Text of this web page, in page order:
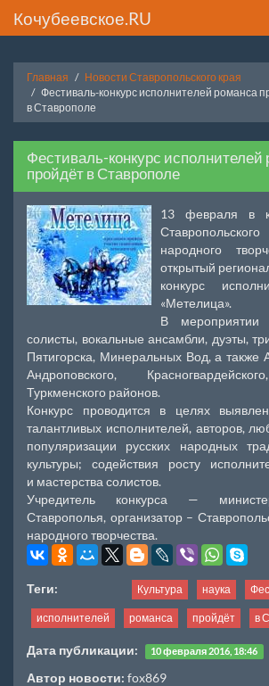
Кочубеевское.RU
Главная
Новости Ставропольского края
Фестиваль-конкурс исполнителей романса
в Ставрополе
Фестиваль-конкурс исполнителей
пройдёт в Ставрополе
13 февраля в
народного
открытый
конкурс
«Метелица».
В мероприятии
солисты, вокальные ансамбли, дуэты,
Пятигорска, Минеральных Вод, а также
Андроповского,
Туркменского районов.
Конкурс проводится в целях
талантливых исполнителей, авторов,
популяризации русских народных
культуры; содействия росту
и мастерства солистов.
Учредитель конкурса —
Ставрополья, организатор –
народного творчества.
Теги: Культура наука
исполнителей романса пройдёт в
Дата публикации: 10 февраля 2016, 18:46
Автор новости: fox869